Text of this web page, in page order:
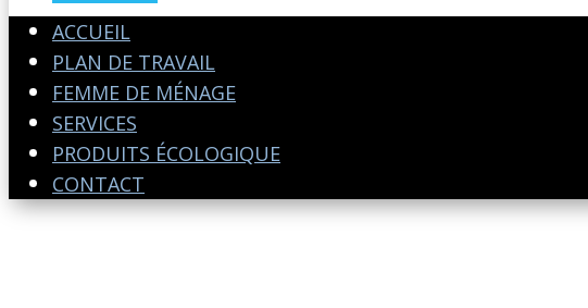
ACCUEIL
PLAN DE TRAVAIL
FEMME DE MÉNAGE
SERVICES
PRODUITS ÉCOLOGIQUE
CONTACT